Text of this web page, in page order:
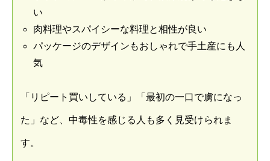
い
肉料理やスパイシーな料理と相性が良い
パッケージのデザインもおしゃれで手土産にも人
気
「リピート買いしている」「最初の一口で虜になっ
た」など、中毒性を感じる人も多く見受けられま
す。